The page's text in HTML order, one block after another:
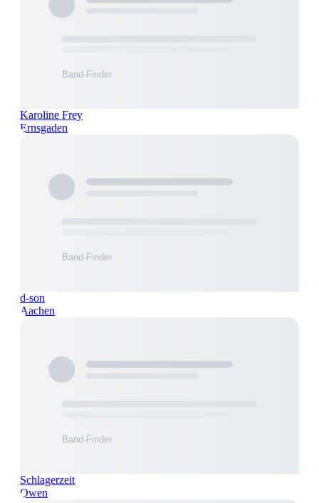
Karoline Frey
Ernsgaden
d-son
Aachen
Schlagerzeit
Owen